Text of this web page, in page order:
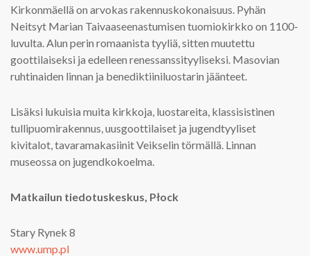
Kirkonmäellä on arvokas rakennuskokonaisuus. Pyhän
Neitsyt Marian Taivaaseenastumisen tuomiokirkko on 1100-
luvulta. Alun perin romaanista tyyliä, sitten muutettu
goottilaiseksi ja edelleen renessanssityyliseksi. Masovian
ruhtinaiden linnan ja benediktiiniluostarin jäänteet.
Lisäksi lukuisia muita kirkkoja, luostareita, klassisistinen
tullipuomirakennus, uusgoottilaiset ja jugendtyyliset
kivitalot, tavaramakasiinit Veikselin törmällä. Linnan
museossa on jugendkokoelma.
Matkailun tiedotuskeskus, Płock
Stary Rynek 8
www.ump.pl